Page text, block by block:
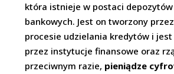
która istnieje w postaci
bankowych. Jest on tworzony
procesie udzielania kredytów i
przez instytucje finansowe oraz
przeciwnym razie, pieniądze